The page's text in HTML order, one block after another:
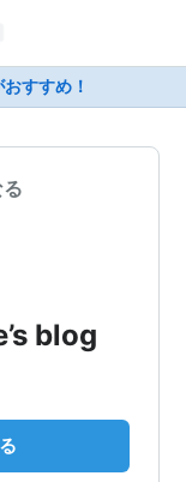
すすめ！
blog